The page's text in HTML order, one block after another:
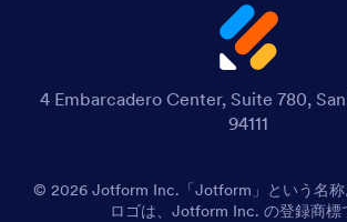
4 Embarcadero Center, Suite 780,
94111
© 2026 Jotform Inc.「Jotform」という名
ロゴは、Jotform Inc. の登録商標